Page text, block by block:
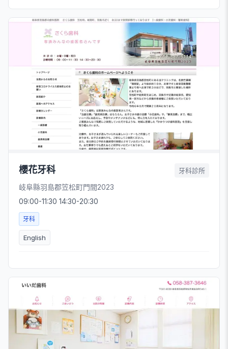
櫻花牙科 牙科診所
岐阜縣羽島郡笠松町門間2023
09:00-11:30 14:30-20:30
牙科
English